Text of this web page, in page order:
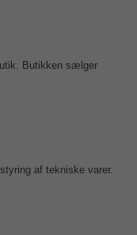
Butikken sælger
af tekniske varer.